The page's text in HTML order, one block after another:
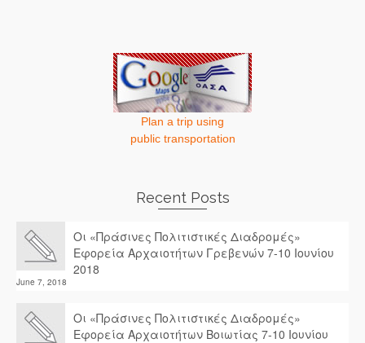
Plan a trip using
public transportation
Recent Posts
Οι «Πράσινες Πολιτιστικές Διαδρομές»
Εφορεία Αρχαιοτήτων Γρεβενών 7-10 Ιουνίου
2018
June 7, 2018
Οι «Πράσινες Πολιτιστικές Διαδρομές»
Εφορεία Αρχαιοτήτων Βοιωτίας 7-10 Ιουνίου